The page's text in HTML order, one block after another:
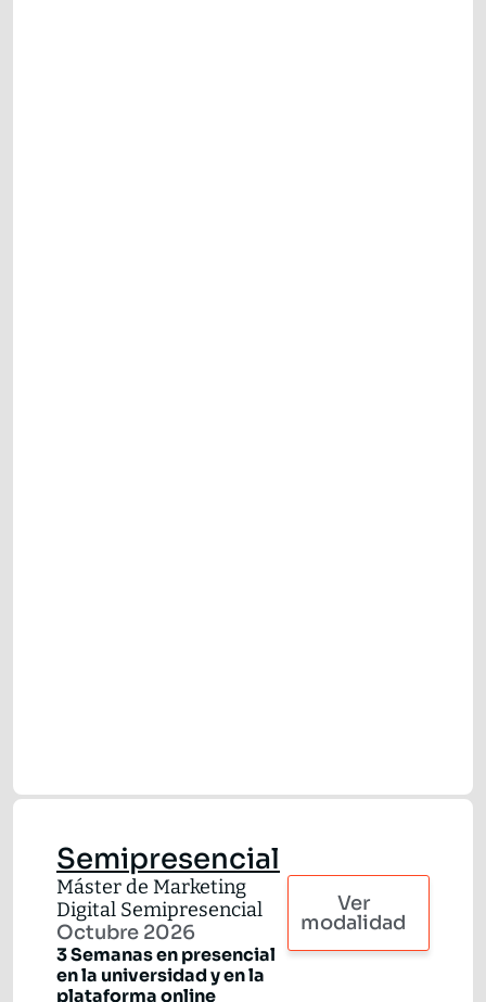
Semipresencial
Máster de Marketing
Digital Semipresencial
Octubre 2026
3 Semanas en presencial
en la universidad y en la
plataforma online
Ver
modalidad